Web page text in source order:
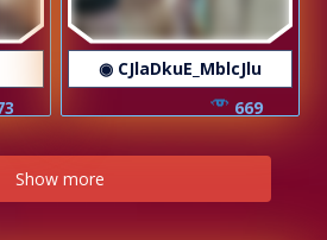
◉ CJlaDkuE_MblcJlu
669
Show more